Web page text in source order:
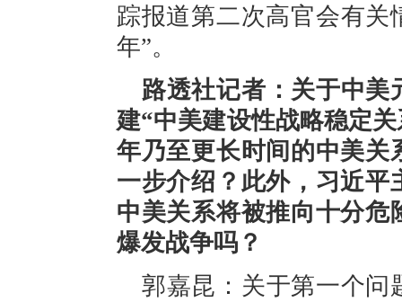
踪报道第二次高官会有关
年”。
路透社记者：关于中美
建“中美建设性战略稳定
年乃至更长时间的中美关
一步介绍？此外，习近平
中美关系将被推向十分危
爆发战争吗？
郭嘉昆：关于第一个问